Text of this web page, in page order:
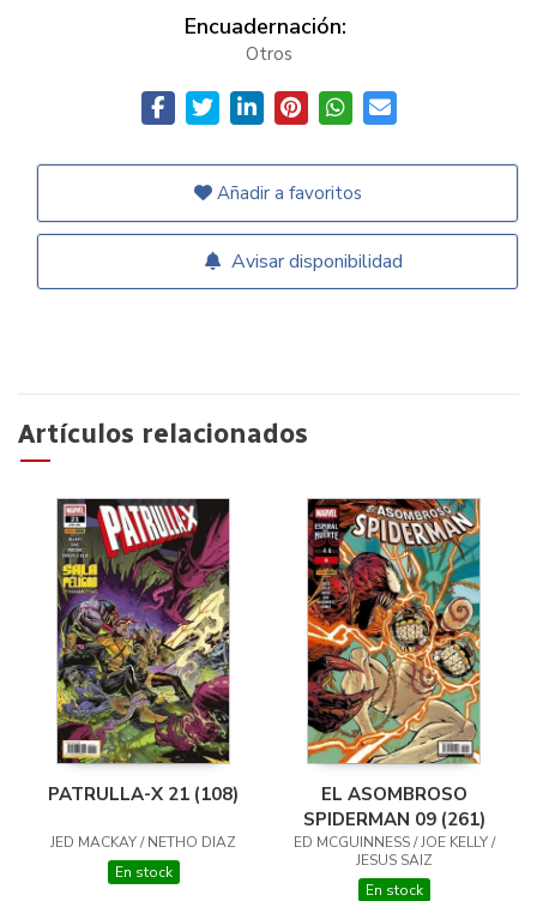
Encuadernación:
Otros
Añadir a favoritos
Avisar disponibilidad
Artículos relacionados
PATRULLA-X 21 (108)
JED MACKAY / NETHO DIAZ
En stock
EL ASOMBROSO
SPIDERMAN 09 (261)
ED MCGUINNESS / JOE KELLY /
JESUS SAIZ
En stock